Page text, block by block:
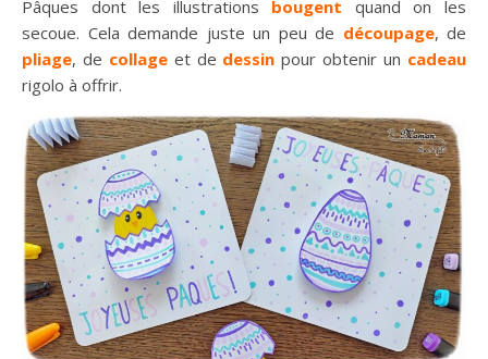
Pâques dont les illustrations bougent quand on les
secoue. Cela demande juste un peu de découpage, de
pliage, de collage et de dessin pour obtenir un cadeau
rigolo à offrir.